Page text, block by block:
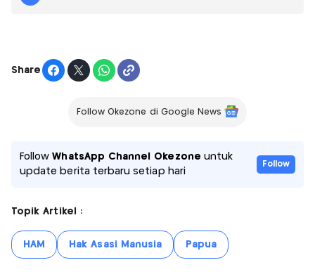
Share
Follow Okezone di Google News
FollowWhatsApp Channel Okezone untuk
update berita terbaru setiap hari
Follow
Topik Artikel :
HAM Hak Asasi Manusia Papua